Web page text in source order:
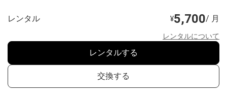
レンタル ¥5,700/ 月
レンタルについて
レンタルする
交換する